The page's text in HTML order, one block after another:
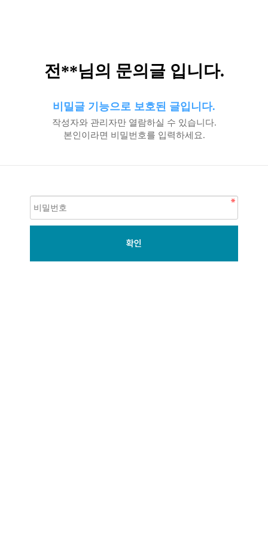
전**님의 문의글 입니다.
비밀글 기능으로 보호된 글입니다.
작성자와 관리자만 열람하실 수 있습니다.
본인이라면 비밀번호를 입력하세요.